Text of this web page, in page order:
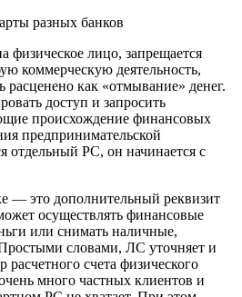
разных банков
лицо, запрещается
коммерческую деятельность,
расценено как «отмывание» денег.
доступ и запросить
происхождение финансовых
предпринимательской
отдельный РС, он начинается с
— это дополнительный реквизит
осуществлять финансовые
или снимать наличные,
словами, ЛС уточняет и
счета физического
много частных клиентов и